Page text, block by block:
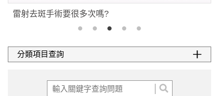
雷射去斑手術要很多次嗎?